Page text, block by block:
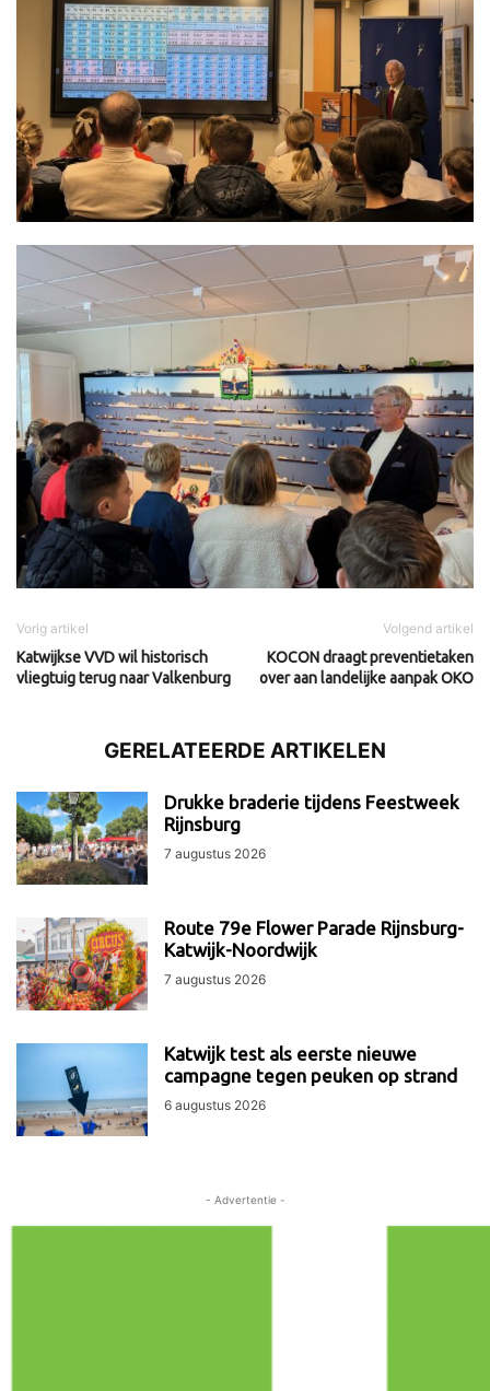
Vorig artikel
Katwijkse VVD wil historisch
vliegtuig terug naar Valkenburg
Volgend artikel
KOCON draagt preventietaken
over aan landelijke aanpak OKO
GERELATEERDE ARTIKELEN
Drukke braderie tijdens Feestweek
Rijnsburg
7 augustus 2026
Route 79e Flower Parade Rijnsburg-
Katwijk-Noordwijk
7 augustus 2026
Katwijk test als eerste nieuwe
campagne tegen peuken op strand
6 augustus 2026
- Advertentie -